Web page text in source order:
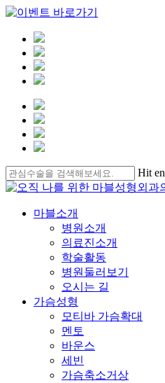
Skip
to
main
content
Hit
Close
Menu
마블소개
병원소개
의료진소개
학술활동
병원둘러보기
오시는 길
가슴성형
모티바 가슴확대
멘토
바운스
세빈
가슴축소거상